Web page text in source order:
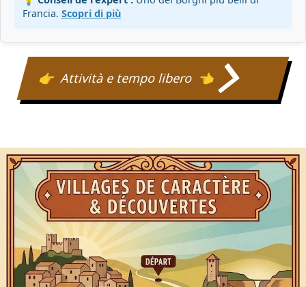
Francia. Scopri di più
Attività e tempo libero